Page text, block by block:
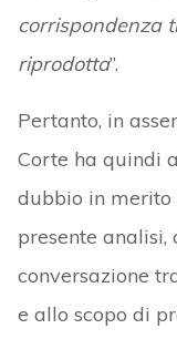
corrispondenza
riprodotta”.
Pertanto, in
Corte ha quindi
dubbio in merito
presente analisi,
conversazione
e allo scopo di